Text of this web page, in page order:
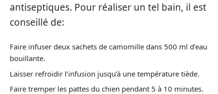
antiseptiques. Pour réaliser un tel bain, il est
conseillé de:
Faire infuser deux sachets de camomille dans 500 ml d’eau
bouillante.
Laisser refroidir l’infusion jusqu’à une température tiède.
Faire tremper les pattes du chien pendant 5 à 10 minutes.